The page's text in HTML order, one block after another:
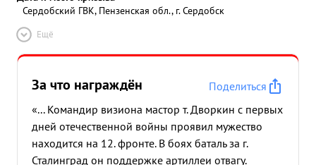
Сердобский ГВК, Пензенская обл., г. Сердобск
Ещё
За что награждён
Поделиться
«... Командир визиона мастор т. Дворкин с первых
дней отечественной войны проявил мужество
находится на 12. фронте. В боях баталь за г.
Сталинград он поддержке артиллеи отвагу.